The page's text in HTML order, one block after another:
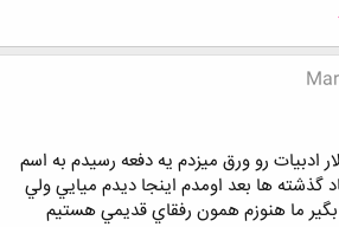
ادبيات رو ورق ميزدم يه دفعه رسيدم به اسم
گذشته ها بعد اومدم اينجا ديدم ميايي ولي
ما هنوزم همون رفقاي قديمي هستيم